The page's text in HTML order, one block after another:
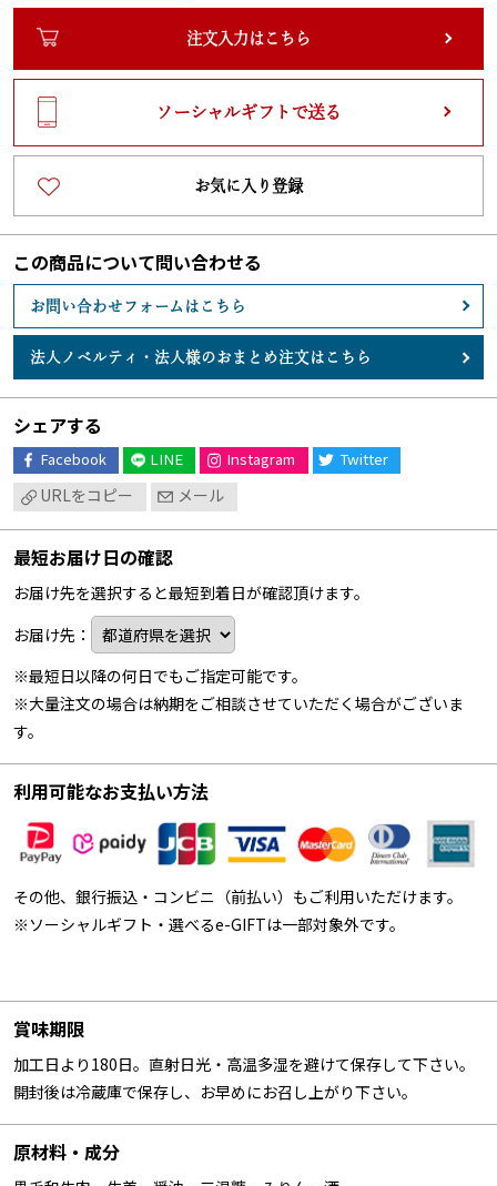
注文入力はこちら
ソーシャルギフトで送る
お気に入り登録
この商品について問い合わせる
お問い合わせフォームはこちら
法人ノベルティ・ 法人様のおまとめ注文はこちら
シェアする
Facebook LINE Instagram Twitter
URLをコピー メール
最短お届け日の確認
お届け先を選択すると最短到着日が確認頂けます。
お届け先：
※最短日以降の何日でもご指定可能です。
※大量注文の場合は納期をご相談させていただく場合がございま
す。
利用可能なお支払い方法
その他、銀行振込・コンビニ（前払い）もご利用いただけます。
※ソーシャルギフト・選べるe-GIFTは一部対象外です。
賞味期限
加工日より180日。直射日光・高温多湿を避けて保存して下さい。
開封後は冷蔵庫で保存し、お早めにお召し上がり下さい。
原材料・成分